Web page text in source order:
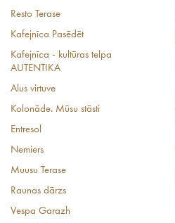
Resto Terase
Kafejnīca Pasēdēt
Kafejnīca - kultūras telpa
AUTENTIKA
Alus virtuve
Kolonāde. Mūsu stāsti
Entresol
Nemiers
Muusu Terase
Raunas dārzs
Vespa Garazh